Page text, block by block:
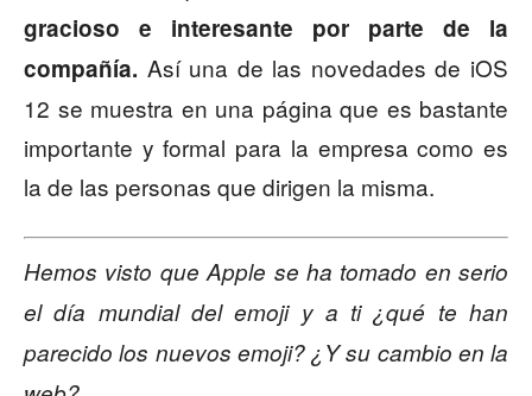
gracioso e interesante por parte de la
compañía. Así una de las novedades de iOS
12 se muestra en una página que es bastante
importante y formal para la empresa como es
la de las personas que dirigen la misma.
Hemos visto que Apple se ha tomado en serio
el día mundial del emoji y a ti ¿qué te han
parecido los nuevos emoji? ¿Y su cambio en la